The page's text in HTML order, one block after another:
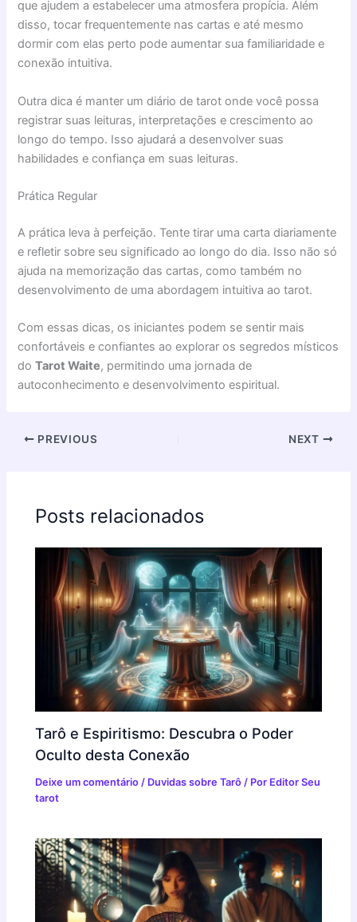
que ajudem a estabelecer uma atmosfera propícia. Além
disso, tocar frequentemente nas cartas e até mesmo
dormir com elas perto pode aumentar sua familiaridade e
conexão intuitiva.
Outra dica é manter um diário de tarot onde você possa
registrar suas leituras, interpretações e crescimento ao
longo do tempo. Isso ajudará a desenvolver suas
habilidades e confiança em suas leituras.
Prática Regular
A prática leva à perfeição. Tente tirar uma carta diariamente
e refletir sobre seu significado ao longo do dia. Isso não só
ajuda na memorização das cartas, como também no
desenvolvimento de uma abordagem intuitiva ao tarot.
Com essas dicas, os iniciantes podem se sentir mais
confortáveis e confiantes ao explorar os segredos místicos
doTarot Waite, permitindo uma jornada de
autoconhecimento e desenvolvimento espiritual.
PREVIOUS NEXT
Posts relacionados
Tarô e Espiritismo: Descubra o Poder
Oculto desta Conexão
Deixe um comentário / Duvidas sobre Tarô / Por Editor Seu
tarot